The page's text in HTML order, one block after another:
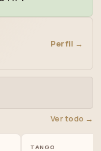
Perfil →
Ver todo →
TANGO